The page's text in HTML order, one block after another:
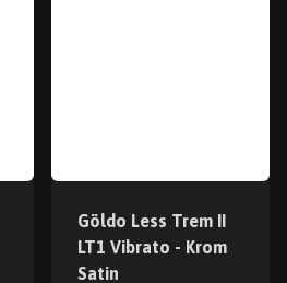
Göldo Less Trem II
LT1 Vibrato - Krom
Satin